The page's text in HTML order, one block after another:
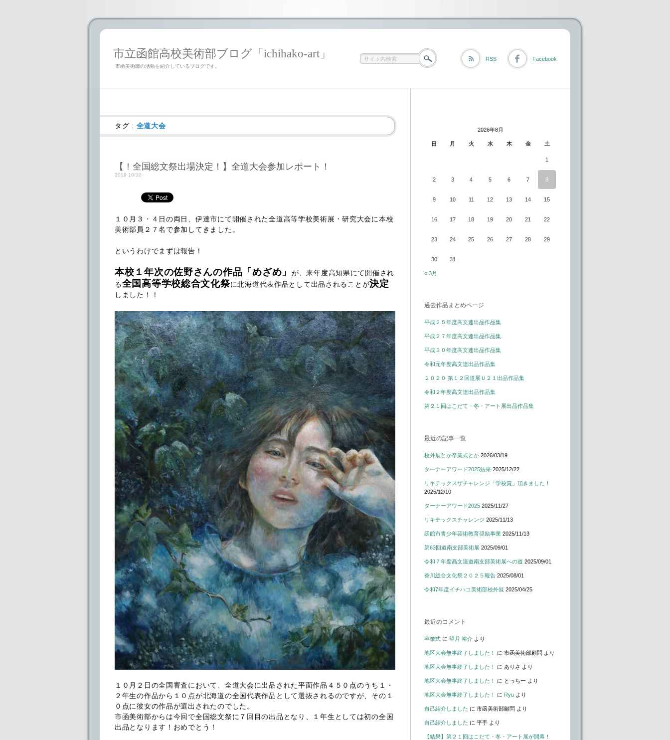
市立函館高校美術部ブログ「ichihako-art」
市函美術部の活動を紹介しているブログです。
RSS Facebook
タグ : 全道大会
【！全国総文祭出場決定！】全道大会参加レポート！
2019 10/10
１０月３・４日の両日、伊達市にて開催された全道高等学校美術展・研究大会に本校
美術部員２７名で参加してきました。
というわけでまずは報告！
本校１年次の佐野さんの作品「めざめ」
が、来年度高知県にて開催され
る全国高等学校総合文化祭に北海道代表作品として出品されることが決定
しました！！
１０月２日の全国審査において、全道大会に出品された平面作品４５０点のうち１・
２年生の作品から１０点が北海道の全国代表作品として選抜されるのですが、その１
０点に彼女の作品が選出されたのでした。
市函美術部からは今回で全国総文祭に７回目の出品となり、１年生としては初の全国
出品となります！おめでとう！
2026年8月
日 月 火 水 木 金 土
1
2 3 4 5 6 7 8
9 10 11 12 13 14 15
16 17 18 19 20 21 22
23 24 25 26 27 28 29
30 31
« 3月
過去作品まとめページ
平成２５年度高文連出品作品集
平成２７年度高文連出品作品集
平成３０年度高文連出品作品集
令和元年度高文連出品作品集
２０２０ 第１２回道展Ｕ２１出品作品集
令和２年度高文連出品作品集
第２１回はこだて・冬・アート展出品作品集
最近の記事一覧
校外展とか卒業式とか 2026/03/19
ターナーアワード2025結果 2025/12/22
リキテックスザチャレンジ「学校賞」頂きました！
2025/12/10
ターナーアワード2025 2025/11/27
リキテックスチャレンジ 2025/11/13
函館市青少年芸術教育奨励事業 2025/11/13
第63回道南支部美術展 2025/09/01
令和７年度高文連道南支部美術展への道 2025/09/01
香川総合文化祭２０２５報告 2025/08/01
令和7年度イチハコ美術部校外展 2025/04/25
最近のコメント
卒業式 に 望月 裕介 より
地区大会無事終了しました！ に 市函美術部顧問 より
地区大会無事終了しました！ に ありさ より
地区大会無事終了しました！ に とっちー より
地区大会無事終了しました！ に Ryu より
自己紹介しました に 市函美術部顧問 より
自己紹介しました に 平手 より
【結果】第２１回はこだて・冬・アート展が開幕！